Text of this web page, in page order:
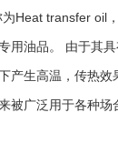
Heat transfer oil
用油品。 由于其
产生高温，传热效
被广泛用于各种场